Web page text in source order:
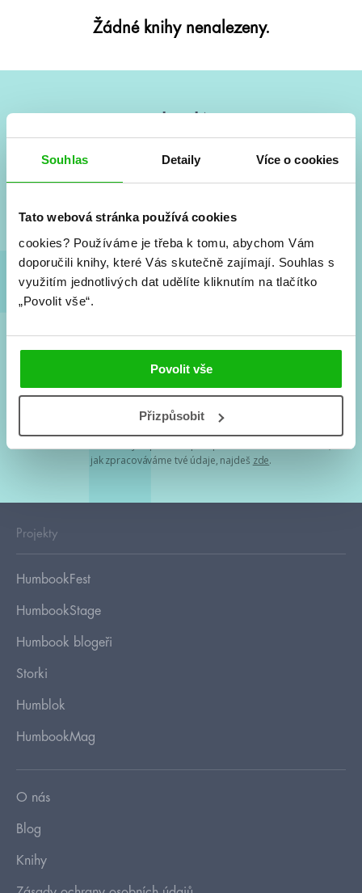
Souhlas Detaily Více o cookies
Tato webová stránka používá cookies
cookies? Používáme je třeba k tomu, abychom Vám
doporučili knihy, které Vás skutečně zajímají. Souhlas s
využitím jednotlivých dat udělíte kliknutím na tlačítko
„Povolit vše“.
Povolit vše
Přizpůsobit
Žádné knihy nenalezeny.
Vše kolem #youngadult každý měsíc rovnou do mailu!
a seriálové adaptace a další.
Souhlasím spodmínkami zpracování osobních údajů
Tvá e-mailová adresa je u nás v bezpečí. Přečti si
jak zpracováváme tvé údaje, najdeš zde.
Projekty
HumbookFest
HumbookStage
Humbook blogeři
Storki
Humblok
HumbookMag
O nás
Blog
Knihy